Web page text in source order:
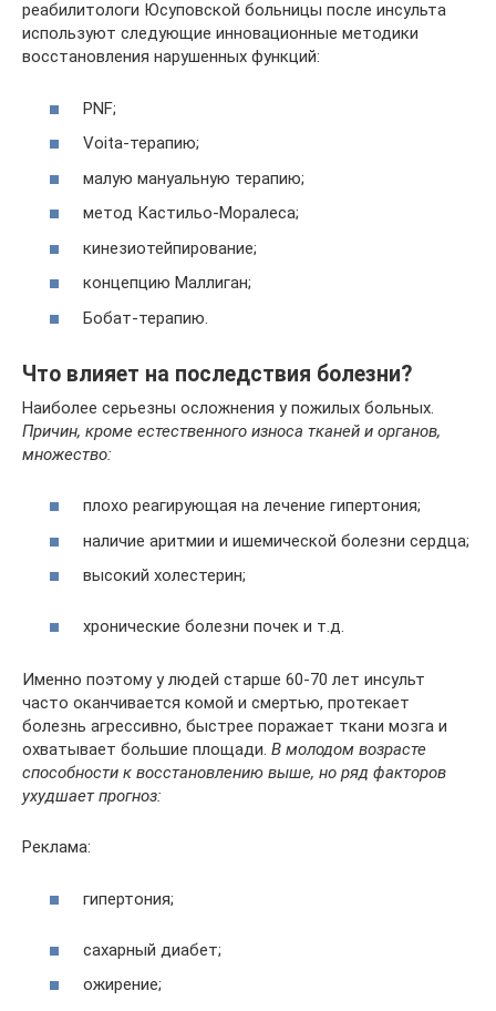
реабилитологи Юсуповской больницы после инсульта
используют следующие инновационные методики
восстановления нарушенных функций:
PNF;
Voita-терапию;
малую мануальную терапию;
метод Кастильо-Моралеса;
кинезиотейпирование;
концепцию Маллиган;
Бобат-терапию.
Что влияет на последствия болезни?
Наиболее серьезны осложнения у пожилых больных.
Причин, кроме естественного износа тканей и органов,
множество:
плохо реагирующая на лечение гипертония;
наличие аритмии и ишемической болезни сердца;
высокий холестерин;
хронические болезни почек и т.д.
Именно поэтому у людей старше 60-70 лет инсульт
часто оканчивается комой и смертью, протекает
болезнь агрессивно, быстрее поражает ткани мозга и
охватывает большие площади. В молодом возрасте
способности к восстановлению выше, но ряд факторов
ухудшает прогноз:
Реклама:
гипертония;
сахарный диабет;
ожирение;